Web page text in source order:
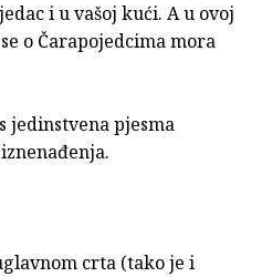
i u vašoj kući. A u ovoj
o Čarapojedcima mora
jedinstvena pjesma
crta (tako je i